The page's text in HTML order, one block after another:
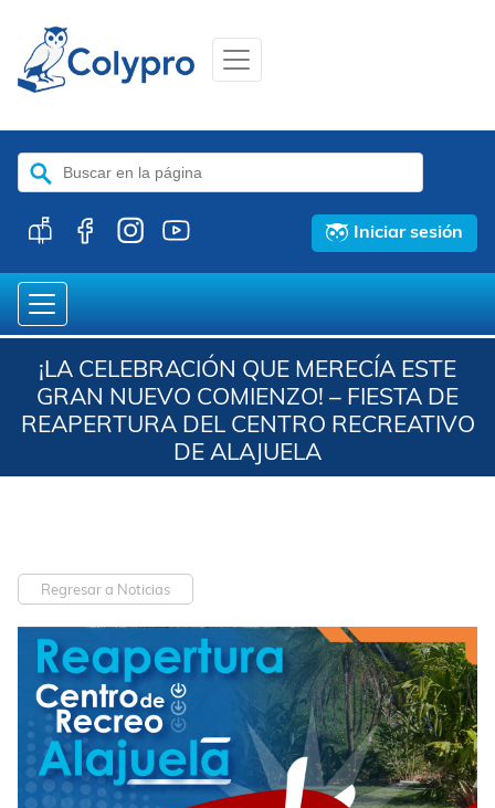
Buscar:
Iniciar sesión
¡LA CELEBRACIÓN QUE MERECÍA ESTE
GRAN NUEVO COMIENZO! – FIESTA DE
REAPERTURA DEL CENTRO RECREATIVO
DE ALAJUELA
Regresar a Noticias